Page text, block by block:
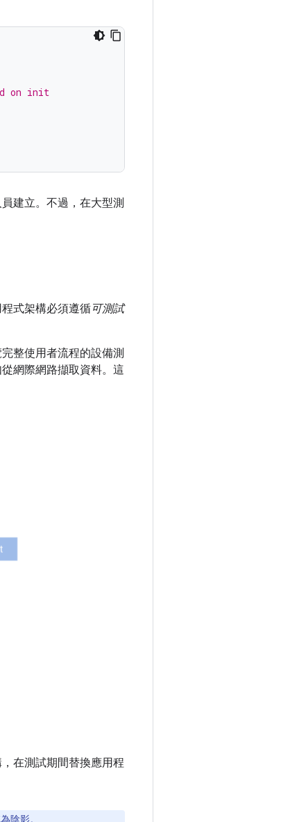
on init
建立。不過，在大型測
式架構必須遵循可測試
整使用者流程的設備測
網際網路擷取資料。這
在測試期間替換應用程
陰影。